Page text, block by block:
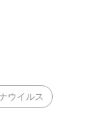
ウイルス